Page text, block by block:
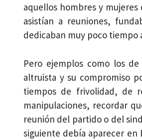
aquellos hombres y
asistían a reuniones,
dedicaban muy poco tiempo
Pero ejemplos como los
altruista y su compromiso
tiempos de frivolidad, de
manipulaciones, recordar
reunión del partido o del
siguiente debía aparecer en